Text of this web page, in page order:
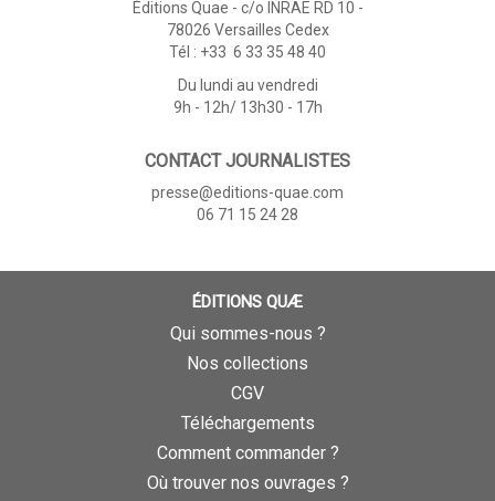
Éditions Quae - c/o INRAE RD 10 -
78026 Versailles Cedex
Tél : +33 6 33 35 48 40
Du lundi au vendredi
9h - 12h/ 13h30 - 17h
CONTACT JOURNALISTES
presse@editions-quae.com
06 71 15 24 28
ÉDITIONS QUÆ
Qui sommes-nous ?
Nos collections
CGV
Téléchargements
Comment commander ?
Où trouver nos ouvrages ?